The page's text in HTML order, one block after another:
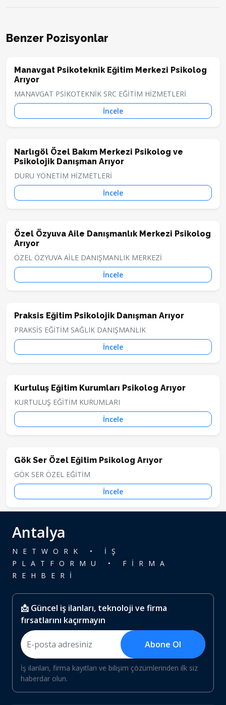
Benzer Pozisyonlar
Manavgat Psikoteknik Eğitim Merkezi Psikolog
Arıyor
MANAVGAT PSİKOTEKNİK SRC EĞİTİM HİZMETLERİ
İncele
Narlıgöl Özel Bakım Merkezi Psikolog ve
Psikolojik Danışman Arıyor
DURU YÖNETİM HİZMETLERİ
İncele
Özel Özyuva Aile Danışmanlık Merkezi Psikolog
Arıyor
ÖZEL ÖZYUVA AİLE DANIŞMANLIK MERKEZİ
İncele
Praksis Eğitim Psikolojik Danışman Arıyor
PRAKSİS EĞİTİM SAĞLIK DANIŞMANLIK
İncele
Kurtuluş Eğitim Kurumları Psikolog Arıyor
KURTULUŞ EĞİTİM KURUMLARI
İncele
Gök Ser Özel Eğitim Psikolog Arıyor
GÖK SER ÖZEL EĞİTİM
İncele
Antalya
NETWORK • İŞ
PLATFORMU • FİRMA
REHBERİ
📩 Güncel iş ilanları, teknoloji ve firma
fırsatlarını kaçırmayın
Abone Ol
İş ilanları, firma kayıtları ve bilişim çözümlerinden ilk siz
haberdar olun.